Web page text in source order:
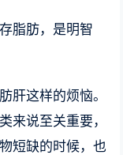
脂肪，是明智
肝这样的烦恼。
来说至关重要，
短缺的时候，也